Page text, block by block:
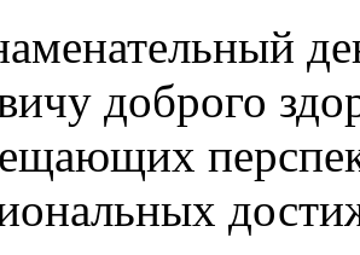
доброго